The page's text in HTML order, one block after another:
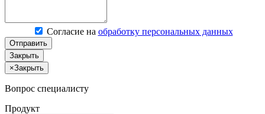
Согласие на обработку персональных данных
Отправить
Закрыть
×Закрыть
Вопрос специалисту
Продукт